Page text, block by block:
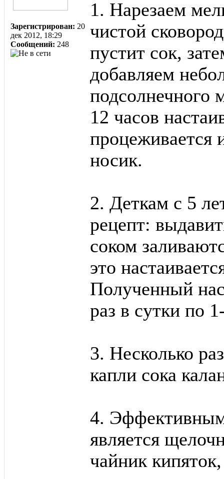
Зарегистрирован: 20
дек 2012, 18:29
Сообщений: 248
1. Нарезаем
чистой
пустит сок,
добавляем
подсолнечного
12 часов
процеживается
носик.
2. Деткам с 5
рецепт:
соком
это
Полученный
раз в сутки по
3. Несколько
капли сока
4.
является
чайник